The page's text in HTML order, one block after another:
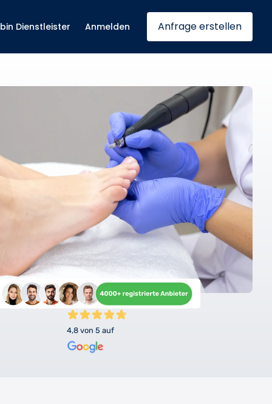
Dienstleister Anmelden Anfrage erstellen
4,8 von 5 auf